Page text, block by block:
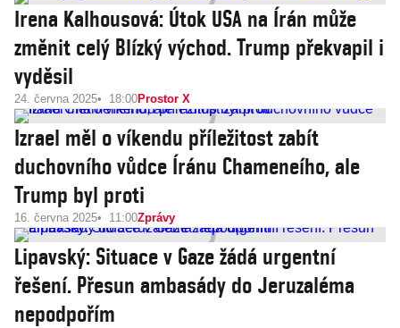
Irena Kalhousová: Útok USA na Írán může
změnit celý Blízký východ. Trump překvapil i
vyděsil
24. června 2025 18:00Prostor X
Izrael měl o víkendu příležitost zabít
duchovního vůdce Íránu Chameneího, ale
Trump byl proti
16. června 2025 11:00Zprávy
Lipavský: Situace v Gaze žádá urgentní
řešení. Přesun ambasády do Jeruzaléma
nepodpořím